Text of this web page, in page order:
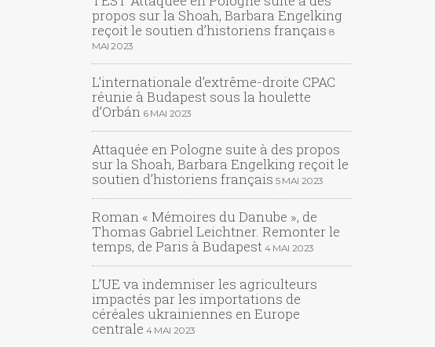
propos sur la Shoah, Barbara Engelking
reçoit le soutien d’historiens français 8
MAI 2023
L’internationale d’extrême-droite CPAC
réunie à Budapest sous la houlette
d’Orbán 6 MAI 2023
Attaquée en Pologne suite à des propos
sur la Shoah, Barbara Engelking reçoit le
soutien d’historiens français 5 MAI 2023
Roman « Mémoires du Danube », de
Thomas Gabriel Leichtner. Remonter le
temps, de Paris à Budapest 4 MAI 2023
L’UE va indemniser les agriculteurs
impactés par les importations de
céréales ukrainiennes en Europe
centrale 4 MAI 2023